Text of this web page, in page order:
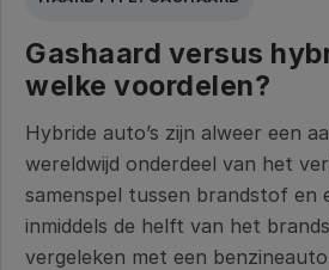
Gashaard versus
welke voordelen?
Hybride auto’s zijn alweer een
wereldwijd onderdeel van het
samenspel tussen brandstof en
inmiddels de helft van het
vergeleken met een